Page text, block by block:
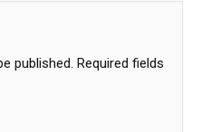
published. Required fields